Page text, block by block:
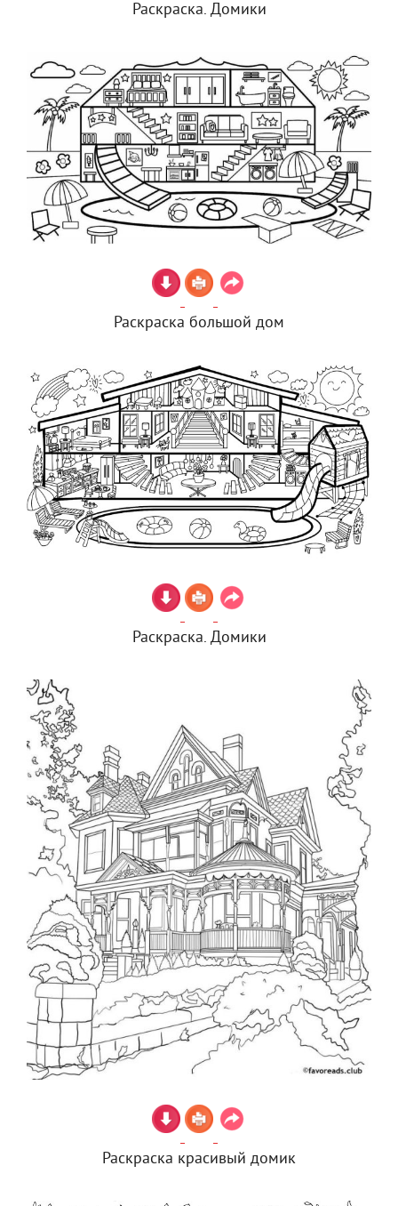
Раскраска. Домики
Раскраска большой дом
Раскраска. Домики
Раскраска красивый домик